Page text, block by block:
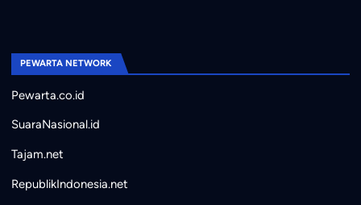
PEWARTA NETWORK
Pewarta.co.id
SuaraNasional.id
Tajam.net
RepublikIndonesia.net